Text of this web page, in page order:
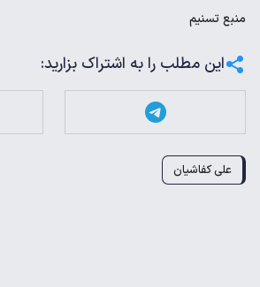
منبعتسنیم
این مطلب را به اشتراک بزارید:
علی کفاشیان